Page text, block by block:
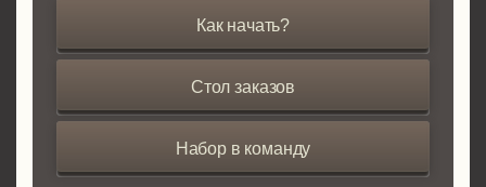
Как начать?
Стол заказов
Набор в команду